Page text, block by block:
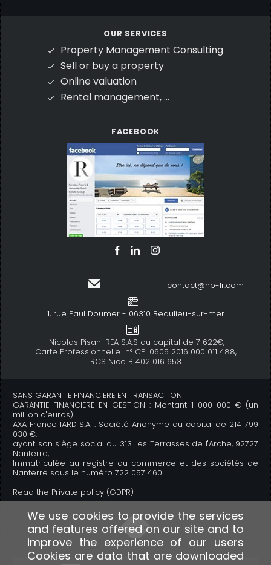
OUR SERVICES
Property Management Consulting
Sell or buy a property
Online valuation
Rental management, ...
FACEBOOK
contact@np-lr.com
1, rue Paul Doumer - 06310 Beaulieu-sur-mer
Nicolas Pisani REA S.A.S au capital de 7 622€,
Carte Professionnelle n° CPI 0605 2016 000 011 488,
RCS Nice B 402 016 653
SANS GARANTIE FINANCIERE EN TRANSACTION
GARANTIE FINANCIERE EN GESTION : Montant 1 000 000 € (un
million d'euros)
AXA France IARD S.A. : Société Anonyme au capital de 214 799
030 €,
ayant son siège social au 313 Les Terrasses de l'Arche, 92727
Nanterre,
Immatriculée au registre du commerce et des sociétés de
Nanterre sous le numéro 722 057 460
Read the Private policy (GDPR)
We use cookies to provide the services
and features offered on our site and to
improve the experience of our users
Cookies are data that are downloaded